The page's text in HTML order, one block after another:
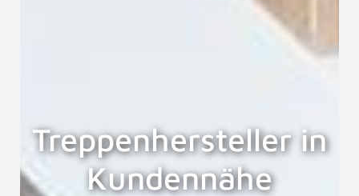
Treppenhersteller in
Kundennähe